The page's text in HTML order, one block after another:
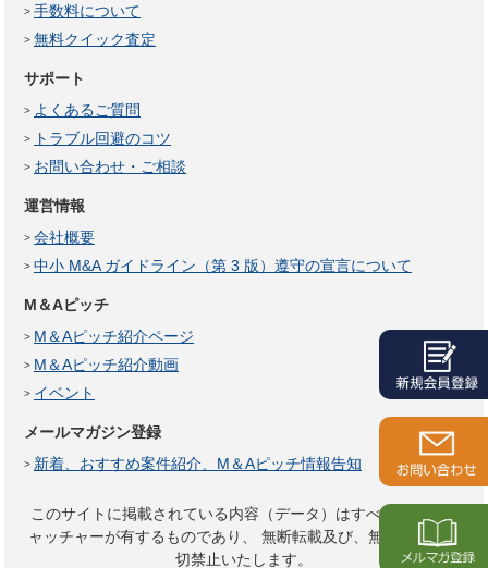
手数料について
無料クイック査定
サポート
よくあるご質問
トラブル回避のコツ
お問い合わせ・ご相談
運営情報
会社概要
中小 M&A ガイドライン（第 3 版）遵守の宣言について
M＆Aピッチ
M＆Aピッチ紹介ページ
M＆Aピッチ紹介動画
イベント
メールマガジン登録
新着、おすすめ案件紹介、M＆Aピッチ情報告知
このサイトに掲載されている内容（データ）はすべてサイトキ
ャッチャーが有するものであり、
無断転載及び、無断複製は一
切禁止いたします。